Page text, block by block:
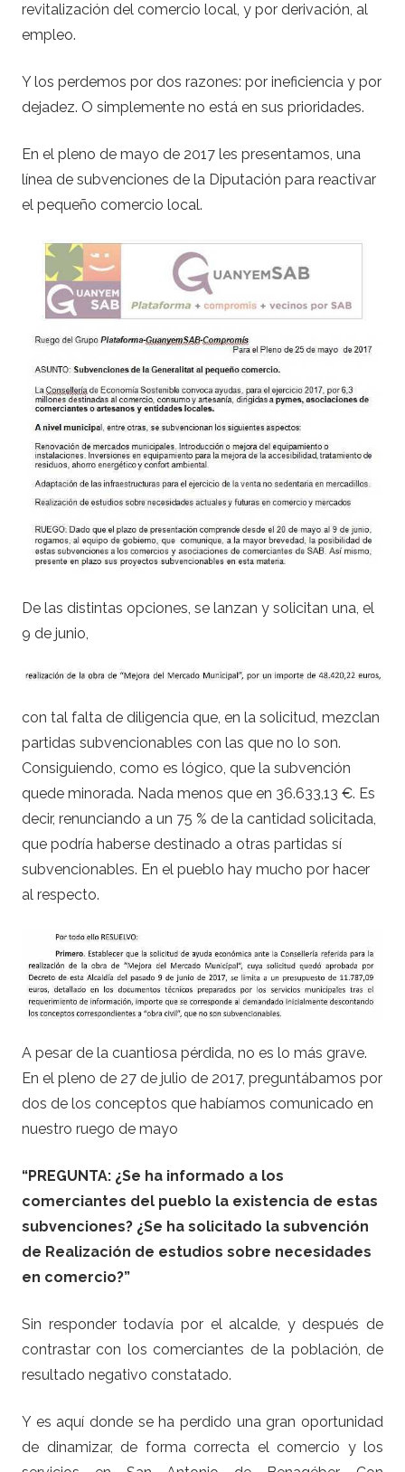
revitalización del comercio local, y por derivación, al
empleo.
Y los perdemos por dos razones: por ineficiencia y por
dejadez. O simplemente no está en sus prioridades.
En el pleno de mayo de 2017 les presentamos, una
línea de subvenciones de la Diputación para reactivar
el pequeño comercio local.
De las distintas opciones, se lanzan y solicitan una, el
9 de junio,
con tal falta de diligencia que, en la solicitud, mezclan
partidas subvencionables con las que no lo son.
Consiguiendo, como es lógico, que la subvención
quede minorada. Nada menos que en 36.633,13 €. Es
decir, renunciando a un 75 % de la cantidad solicitada,
que podría haberse destinado a otras partidas sí
subvencionables. En el pueblo hay mucho por hacer
al respecto.
A pesar de la cuantiosa pérdida, no es lo más grave.
En el pleno de 27 de julio de 2017, preguntábamos por
dos de los conceptos que habíamos comunicado en
nuestro ruego de mayo
“PREGUNTA: ¿Se ha informado a los
comerciantes del pueblo la existencia de estas
subvenciones? ¿Se ha solicitado la subvención
de Realización de estudios sobre necesidades
en comercio?”
Sin responder todavía por el alcalde, y después de
contrastar con los comerciantes de la población, de
resultado negativo constatado.
Y es aquí donde se ha perdido una gran oportunidad
de dinamizar, de forma correcta el comercio y los